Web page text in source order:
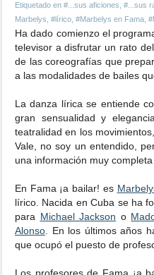
Etiquetado en #...sus aficiones #...sus
Marbelys #lírico #Marbelys en Fama
Ha dado comienzo el
televisor a disfrutar un rato
de las coreografías que
a las modalidades de bailes
La danza lírica se entiende
gran sensualidad y
teatralidad en los
Vale, no soy un entendido,
una información muy
En Fama ¡a bailar! es
lírico. Nacida en Cuba se ha
para Michael Jackson o
Alonso . En los últimos años
que ocupó el puesto de